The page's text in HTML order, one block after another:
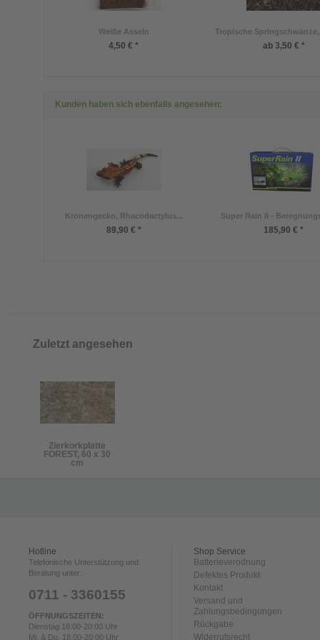
Weiße Asseln
4,50 € *
Tropische Springschwänze,
ab 3,50 € *
Kunden haben sich ebenfalls angesehen:
Kronengecko, Rhacodactylus...
89,90 € *
Super Rain II -
185,90 € *
Zuletzt angesehen
Zierkorkplatte
FOREST, 60 x 30
cm
Hotline
Telefonische Unterstützung und
Beratung unter:
0711 - 3360155
ÖFFNUNGSZEITEN:
Dienstag 16:00-20:00 Uhr
Mi. & Do. 18:00-20:00 Uhr
Shop Service
Batterieverodnung
Defektes Produkt
Kontakt
Versand und
Zahlungsbedingungen
Rückgabe
Widerrufsrecht